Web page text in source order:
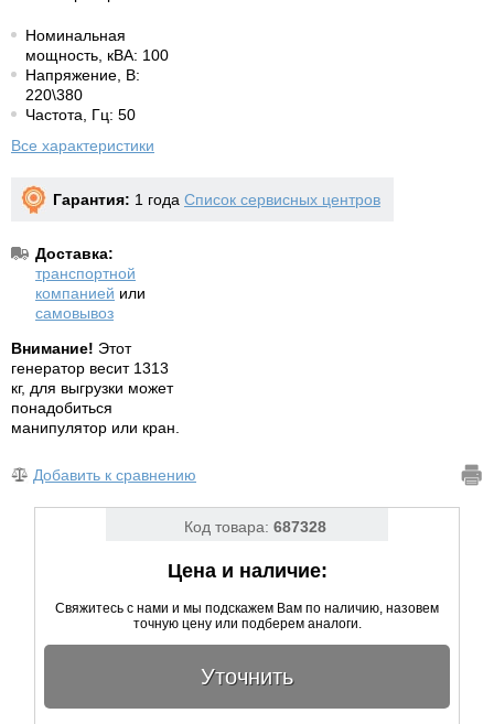
Номинальная
мощность, кВА: 100
Напряжение, В:
220\380
Частота, Гц: 50
Все характеристики
Гарантия: 1 года Список сервисных центров
Доставка:
транспортной
компанией или
самовывоз
Внимание! Этот
генератор весит 1313
кг, для выгрузки может
понадобиться
манипулятор или кран.
Добавить к сравнению
Код товара: 687328
Цена и наличие:
Свяжитесь с нами и мы подскажем Вам по наличию, назовем
точную цену или подберем аналоги.
Уточнить